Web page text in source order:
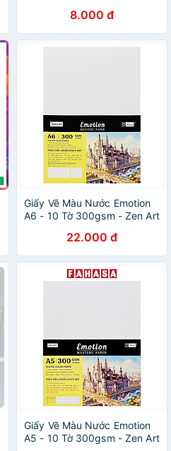
8.000 đ
Giấy Vẽ Màu Nước Emotion
A6 - 10 Tờ 300gsm - Zen Art
22.000 đ
Giấy Vẽ Màu Nước Emotion
A5 - 10 Tờ 300gsm - Zen Art